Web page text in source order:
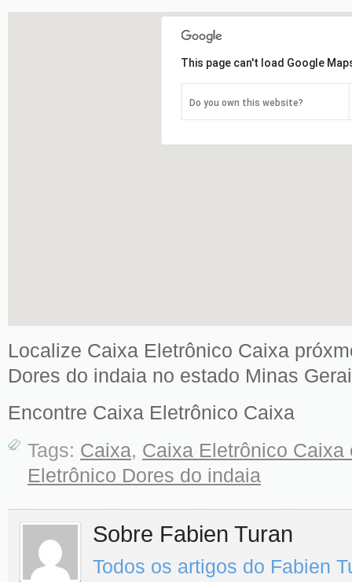
This page can't load Google
Do you own this website?
Localize Caixa Eletrônico Caixa
Dores do indaia no estado Minas
Encontre Caixa Eletrônico Caixa
Tags: Caixa, Caixa Eletrônico Caixa
Eletrônico Dores do indaia
Sobre Fabien Turan
Todos os artigos do Fabien